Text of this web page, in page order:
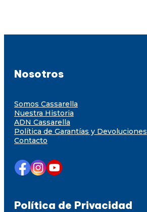
Nosotros
Somos Cassarella
Nuestra Historia
ADN Cassarella
Política de Garantías y Devoluciones
Contacto
Política de Privacidad